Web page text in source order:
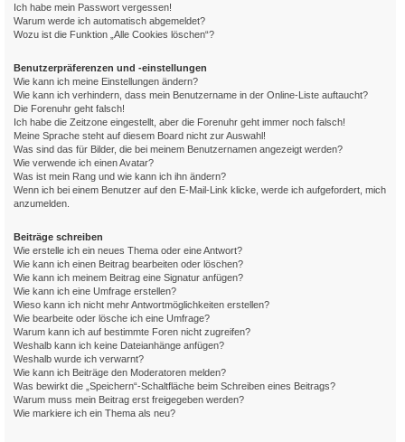
Ich habe mein Passwort vergessen!
Warum werde ich automatisch abgemeldet?
Wozu ist die Funktion „Alle Cookies löschen“?
Benutzerpräferenzen und -einstellungen
Wie kann ich meine Einstellungen ändern?
Wie kann ich verhindern, dass mein Benutzername in der Online-Liste auftaucht?
Die Forenuhr geht falsch!
Ich habe die Zeitzone eingestellt, aber die Forenuhr geht immer noch falsch!
Meine Sprache steht auf diesem Board nicht zur Auswahl!
Was sind das für Bilder, die bei meinem Benutzernamen angezeigt werden?
Wie verwende ich einen Avatar?
Was ist mein Rang und wie kann ich ihn ändern?
Wenn ich bei einem Benutzer auf den E-Mail-Link klicke, werde ich aufgefordert, mich
anzumelden.
Beiträge schreiben
Wie erstelle ich ein neues Thema oder eine Antwort?
Wie kann ich einen Beitrag bearbeiten oder löschen?
Wie kann ich meinem Beitrag eine Signatur anfügen?
Wie kann ich eine Umfrage erstellen?
Wieso kann ich nicht mehr Antwortmöglichkeiten erstellen?
Wie bearbeite oder lösche ich eine Umfrage?
Warum kann ich auf bestimmte Foren nicht zugreifen?
Weshalb kann ich keine Dateianhänge anfügen?
Weshalb wurde ich verwarnt?
Wie kann ich Beiträge den Moderatoren melden?
Was bewirkt die „Speichern“-Schaltfläche beim Schreiben eines Beitrags?
Warum muss mein Beitrag erst freigegeben werden?
Wie markiere ich ein Thema als neu?